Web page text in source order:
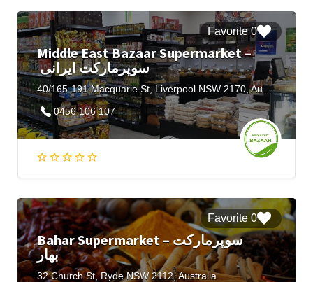
0 Favorite
Middle East Bazaar Supermarket –
سوپرمارکت ایرانی
40/165-191 Macquarie St, Liverpool NSW 2170, Australia
0456 106 107
0 Favorite
Bahar Supermarket – سوپرمارکت
بهار
32 Church St, Ryde NSW 2112, Australia